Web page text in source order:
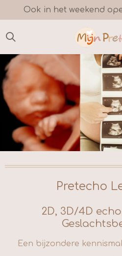
direct
naar
hoofdinhoud
Ook in het weekend
Pretecho
2D, 3D/4D
Een bijzondere